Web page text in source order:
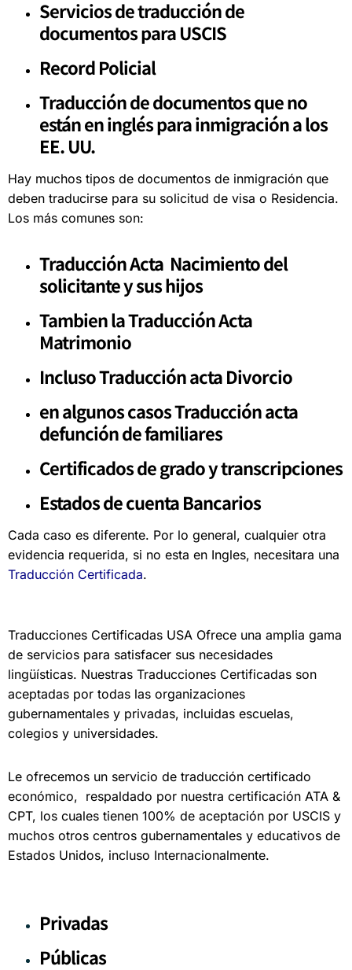
Servicios de traducción de
documentos para USCIS
Record Policial
Traducción de documentos que no
están en inglés para inmigración a los
EE. UU.
Hay muchos tipos de documentos de inmigración que
deben traducirse para su solicitud de visa o Residencia.
Los más comunes son:
Traducción Acta Nacimiento del
solicitante y sus hijos
Tambien la Traducción Acta
Matrimonio
Incluso Traducción acta Divorcio
en algunos casos Traducciónacta
defunción de familiares
Certificados de grado y transcripciones
Estados de cuenta Bancarios
Cada caso es diferente. Por lo general, cualquier otra
evidencia requerida, si no esta en Ingles, necesitara una
Traducción Certificada.
Traducciones Certificadas USA Ofrece una amplia gama
de servicios para satisfacer sus necesidades
lingüísticas. Nuestras Traducciones Certificadas son
aceptadas por todas las organizaciones
gubernamentales y privadas, incluidas escuelas,
colegios y universidades.
Le ofrecemos un servicio de traducción certificado
económico, respaldado por nuestra certificación ATA &
CPT, los cuales tienen 100% de aceptación por USCIS y
muchos otros centros gubernamentales y educativos de
Estados Unidos, incluso Internacionalmente.
Privadas
Públicas